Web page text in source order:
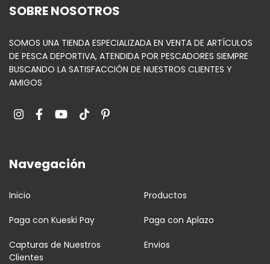
SOBRE NOSOTROS
SOMOS UNA TIENDA ESPECIALIZADA EN VENTA DE ARTÍCULOS
DE PESCA DEPORTIVA, ATENDIDA POR PESCADORES SIEMPRE
BUSCANDO LA SATISFACCIÓN DE NUESTROS CLIENTES Y
AMIGOS
Navegación
Inicio Productos
Paga con Kueski Pay Paga con Aplazo
Capturas de Nuestros
Clientes
Envios